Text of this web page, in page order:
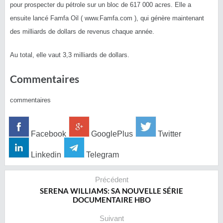
pour prospecter du pétrole sur un bloc de 617 000 acres. Elle a
ensuite lancé Famfa Oil ( www.Famfa.com ), qui génère maintenant
des milliards de dollars de revenus chaque année.
Au total, elle vaut 3,3 milliards de dollars.
Commentaires
commentaires
Facebook GooglePlus Twitter
Linkedin Telegram
Précédent
SERENA WILLIAMS: SA NOUVELLE SÉRIE
DOCUMENTAIRE HBO
Suivant